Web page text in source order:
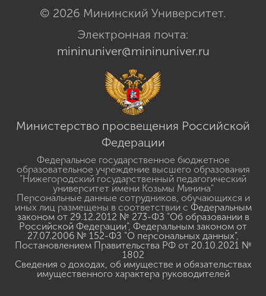
© 2026 Мининский Университет.
Электронная почта:
mininuniver@mininuniver.ru
Министерство просвещения Российской
Федерации
Федеральное государственное бюджетное
образовательное учреждение высшего образования
"Нижегородский государственный педагогический
университет имени Козьмы Минина"
Персональные данные сотрудников, обучающихся и
иных лиц размещены в соответствии с Федеральным
законом от 29.12.2012 № 273-ФЗ "Об образовании в
Российской Федерации", Федеральным законом от
27.07.2006 № 152-ФЗ "О персональных данных",
Постановлением Правительства РФ от 20.10.2021 №
1802
Сведения о доходах, об имуществе и обязательствах
имущественного характера руководителей